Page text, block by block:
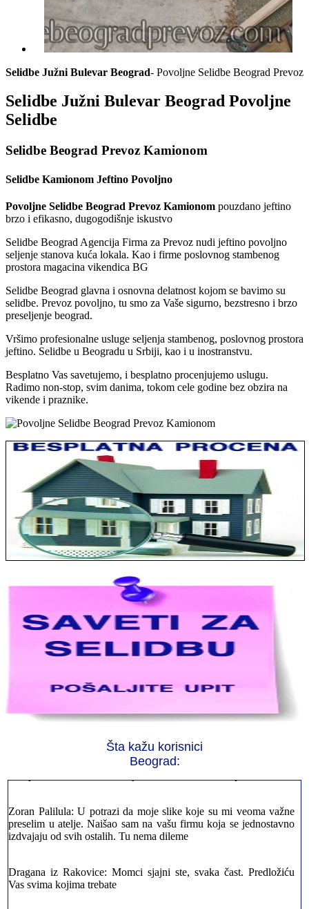
Selidbe Južni Bulevar Beograd- Povoljne Selidbe Beograd Prevoz
Selidbe Južni Bulevar Beograd Povoljne
Selidbe
Selidbe Beograd Prevoz Kamionom
Selidbe Kamionom Jeftino Povoljno
Povoljne Selidbe Beograd Prevoz Kamionom pouzdano jeftino
brzo i efikasno, dugogodišnje iskustvo
Selidbe Beograd Agencija Firma za Prevoz nudi jeftino povoljno
seljenje stanova kuća lokala. Kao i firme poslovnog stambenog
prostora magacina vikendica BG
Selidbe Beograd glavna i osnovna delatnost kojom se bavimo su
selidbe. Prevoz povoljno, tu smo za Vaše sigurno, bezstresno i brzo
preseljenje beograd.
Vršimo profesionalne usluge seljenja stambenog, poslovnog prostora
jeftino. Selidbe u Beogradu u Srbiji, kao i u inostranstvu.
Besplatno Vas savetujemo, i besplatno procenjujemo uslugu.
Radimo non-stop, svim danima, tokom cele godine bez obzira na
vikende i praznike.
Šta kažu korisnici
Beograd:
Jelena sa Čukarice: Mogu da pohvalim sve radnike u firmi jer su
stvarno profesionalni. Iselili su moje stvari veoma pažljivo
Milica iz Novog Beograda: Zahvaljujuću vašoj firmi. Istog dana
sam preselila sve stvari u moj novi stan. Hvala Vam puno
preselim u atelje. Naišao sam na vašu firmu koja se jednostavno
izdvajaju od svih ostalih. Tu nema dileme
Vas svima kojima trebate